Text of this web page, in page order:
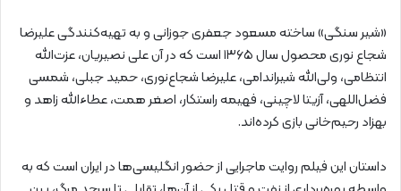
«شیر سنگی» ساخته مسعود جعفری جوزانی و به تهیه‌کنندگی علیرضا
شجاع نوری محصول سال ۱۳۶۵ است که در آن علی نصیریان، عزت‌الله
انتظامی، ولی‌الله شیراندامی، علیرضا شجاع‌نوری، حمید جبلی، شمسی
فضل‌اللهی، آزیتا لاچینی، فهیمه راستکار، اصغر همت، عطاءالله زاهد و
بهزاد رحیم‌خانی بازی کرده‌اند.
داستان این فیلم روایت ماجرایی از حضور انگلیسی‌ها در ایران است که به